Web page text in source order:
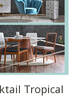
Tropical